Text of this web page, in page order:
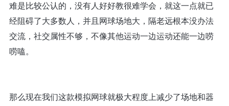
难是比较公认的，没有人好好教很难学会，就这一点就已
经阻碍了大多数人，并且网球场地大，隔老远根本没办法
交流，社交属性不够，不像其他运动一边运动还能一边唠
唠嗑。
那么现在我们这款模拟网球就极大程度上减少了场地和器